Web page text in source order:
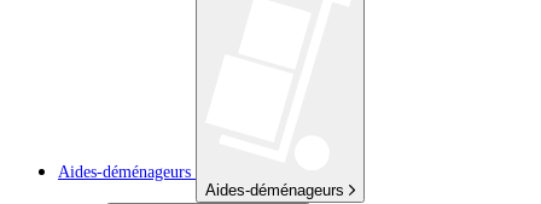
Aides-déménageurs
Aides-déménageurs